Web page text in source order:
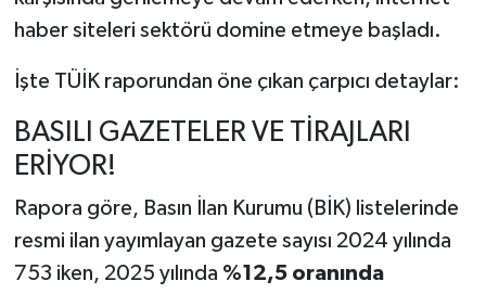
haber siteleri sektörü domine etmeye başladı.
İşte TÜİK raporundan öne çıkan çarpıcı detaylar:
BASILI GAZETELER VE TİRAJLARI
ERİYOR!
Rapora göre, Basın İlan Kurumu (BİK) listelerinde
resmi ilan yayımlayan gazete sayısı 2024 yılında
753 iken, 2025 yılında %12,5 oranında